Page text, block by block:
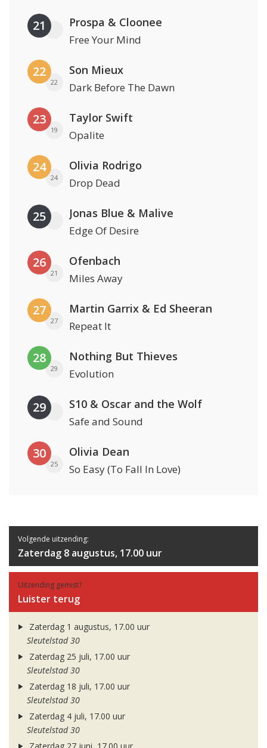
21 Prospa & Cloonee
Free Your Mind
22
22
Son Mieux
Dark Before The Dawn
23
19
Taylor Swift
Opalite
24
24
Olivia Rodrigo
Drop Dead
25 Jonas Blue & Malive
Edge Of Desire
26
21
Ofenbach
Miles Away
27
27
Martin Garrix & Ed Sheeran
Repeat It
28
29
Nothing But Thieves
Evolution
29 S10 & Oscar and the Wolf
Safe and Sound
30
25
Olivia Dean
So Easy (To Fall In Love)
Volgende uitzending:
Zaterdag 8 augustus, 17.00 uur
Uitzending gemist?
Luister terug
Zaterdag 1 augustus, 17.00 uur
Sleutelstad 30
Zaterdag 25 juli, 17.00 uur
Sleutelstad 30
Zaterdag 18 juli, 17.00 uur
Sleutelstad 30
Zaterdag 4 juli, 17.00 uur
Sleutelstad 30